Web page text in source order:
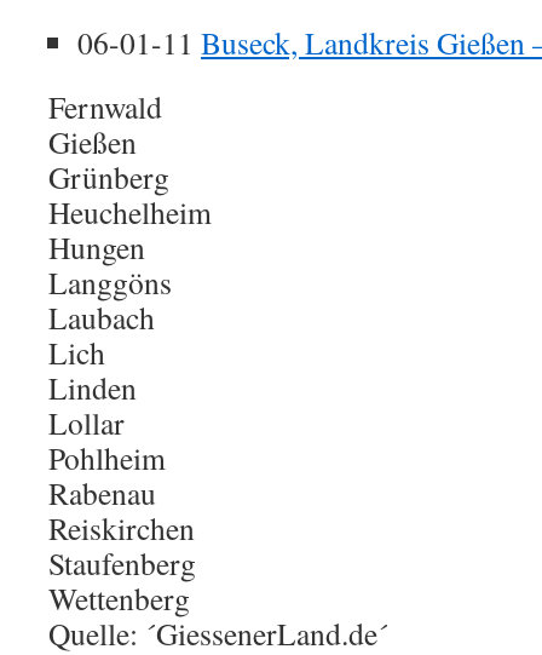
06-01-11 Buseck, Landkreis
Fernwald
Gießen
Grünberg
Heuchelheim
Hungen
Langgöns
Laubach
Lich
Linden
Lollar
Pohlheim
Rabenau
Reiskirchen
Staufenberg
Wettenberg
Quelle: ´GiessenerLand.de´